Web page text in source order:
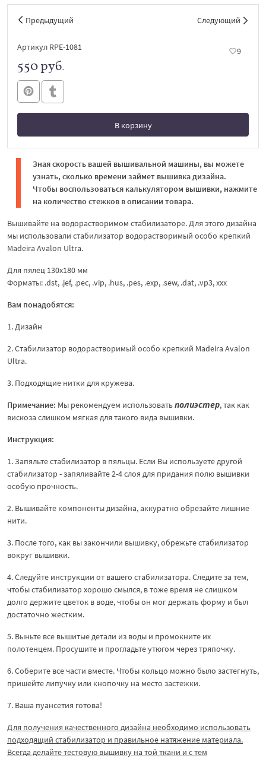
Предыдущий Следующий
Артикул RPE-1081 9
550 руб.
В корзину
В корзине
Зная скорость вашей вышивальной машины, вы можете
узнать, сколько времени займет вышивка дизайна.
Чтобы воспользоваться калькулятором вышивки, нажмите
на количество стежков в описании товара.
Вышивайте на водорастворимом стабилизаторе. Для этого дизайна
мы использовали стабилизатор водорастворимый особо крепкий
Madeira Avalon Ultra.
Для пялец 130х180 мм
Форматы: .dst, .jef, .pec, .vip, .hus, .pes, .exp, .sew, .dat, .vp3, xxx
Вам понадобятся:
1. Дизайн
2. Стабилизатор водорастворимый особо крепкий Madeira Avalon
Ultra.
3. Подходящие нитки для кружева.
Примечание: Мы рекомендуем использоватьполиэстер, так как
вискоза слишком мягкая для такого вида вышивки.
Инструкция:
1. Запяльте стабилизатор в пяльцы. Если Вы используете другой
стабилизатор - запяливайте 2-4 слоя для придания полю вышивки
особую прочность.
2. Вышивайте компоненты дизайна, аккуратно обрезайте лишние
нити.
3. После того, как вы закончили вышивку, обрежьте стабилизатор
вокруг вышивки.
4. Следуйте инструкции от вашего стабилизатора. Следите за тем,
чтобы стабилизатор хорошо смылся, в тоже время не слишком
долго держите цветок в воде, чтобы он мог держать форму и был
достаточно жестким.
5. Выньте все вышитые детали из воды и промокните их
полотенцем. Просушите и прогладьте утюгом через тряпочку.
6. Соберите все части вместе. Чтобы кольцо можно было застегнуть,
пришейте липучку или кнопочку на место застежки.
7. Ваша пуансетия готова!
Для получения качественного дизайна необходимо использовать
подходящий стабилизатор и правильное натяжение материала.
Всегда делайте тестовую вышивку на той ткани и с тем